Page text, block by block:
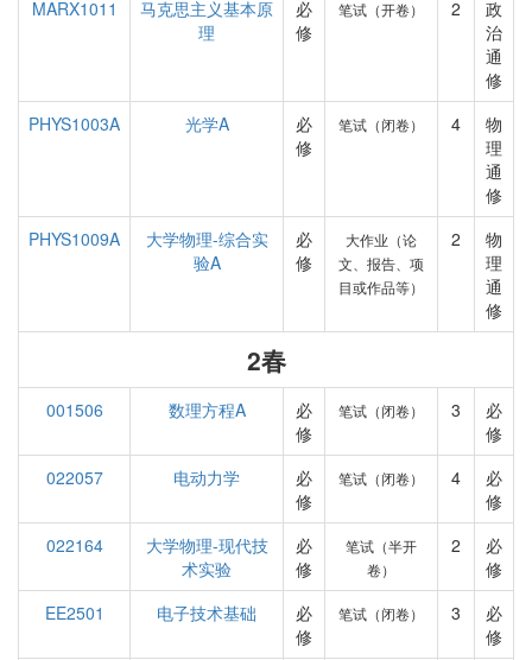
MARX1011
马克思主义基本原
理
必
修
笔试（开卷） 2
政
治
通
修
PHYS1003A
光学A
必
修
笔试（闭卷） 4
物
理
通
修
PHYS1009A
大学物理-综合实
验A
必
修
大作业（论
文、报告、项
目或作品等）
2
物
理
通
修
2春
001506 数理方程A
必
修
笔试（闭卷） 3
必
修
022057
电动力学
必
修
笔试（闭卷） 4
必
修
022164
大学物理-现代技
术实验
必
修
笔试（半开
卷）
2
必
修
EE2501
电子技术基础
必
修
笔试（闭卷） 3
必
修